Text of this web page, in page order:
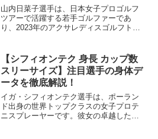
山内日菜子選手は、日本女子プロゴルフ
ツアーで活躍する若手ゴルファーであ
り、2023年のアクサレディスゴルフトー
いて、結婚の可能性も含めて見ていきま
しょう。山内日菜子の彼氏...
【シフィオンテク 身長 カップ数
スリーサイズ】注目選手の身体デ
ータを徹底解説！
イガ・シフィオンテク選手は、ポーラン
ド出身の世界トップクラスの女子プロテ
ニスプレーヤーです。彼女の卓越したパ